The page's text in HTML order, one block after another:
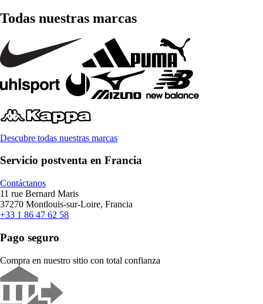
Todas nuestras marcas
Descubre todas nuestras marcas
Servicio postventa en Francia
Contáctanos
11 rue Bernard Maris
37270 Montlouis-sur-Loire, Francia
+33 1 86 47 62 58
Pago seguro
Compra en nuestro sitio con total confianza